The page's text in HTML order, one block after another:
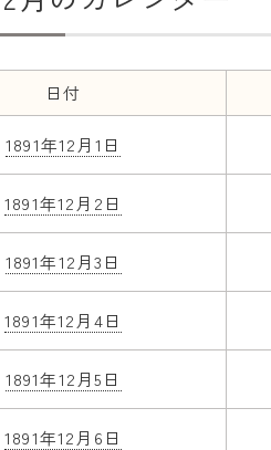
日付
1891年12月1日
1891年12月2日
1891年12月3日
1891年12月4日
1891年12月5日
1891年12月6日